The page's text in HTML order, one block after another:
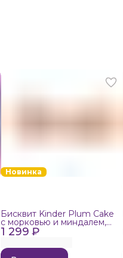
Новинка
1 299 ₽
Бисквит Kinder Plum Cake
с морковью и миндалем,
192г